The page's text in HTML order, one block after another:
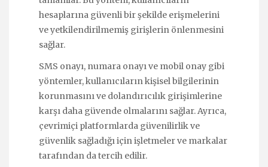
hesaplarına güvenli bir şekilde erişmelerini
ve yetkilendirilmemiş girişlerin önlenmesini
sağlar.
SMS onayı, numara onayı ve mobil onay gibi
yöntemler, kullanıcıların kişisel bilgilerinin
korunmasını ve dolandırıcılık girişimlerine
karşı daha güvende olmalarını sağlar. Ayrıca,
çevrimiçi platformlarda güvenilirlik ve
güvenlik sağladığı için işletmeler ve markalar
tarafından da tercih edilir.